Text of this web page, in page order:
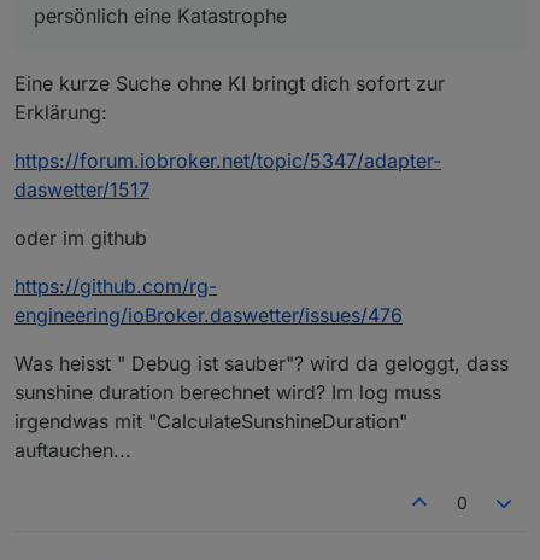
persönlich eine Katastrophe
Eine kurze Suche ohne KI bringt dich sofort zur
Erklärung:
https://forum.iobroker.net/topic/5347/adapter-
daswetter/1517
oder im github
https://github.com/rg-
engineering/ioBroker.daswetter/issues/476
Was heisst " Debug ist sauber"? wird da geloggt, dass
sunshine duration berechnet wird? Im log muss
irgendwas mit "CalculateSunshineDuration"
auftauchen...
0